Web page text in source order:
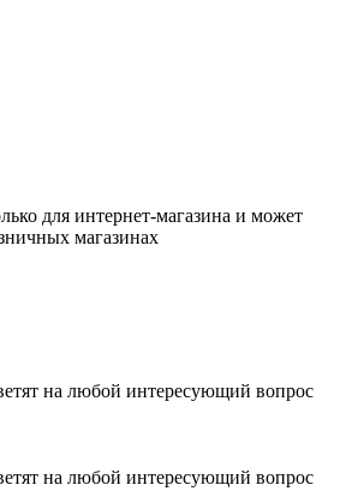
для интернет-магазина и может
магазинах
на любой интересующий вопрос
на любой интересующий вопрос